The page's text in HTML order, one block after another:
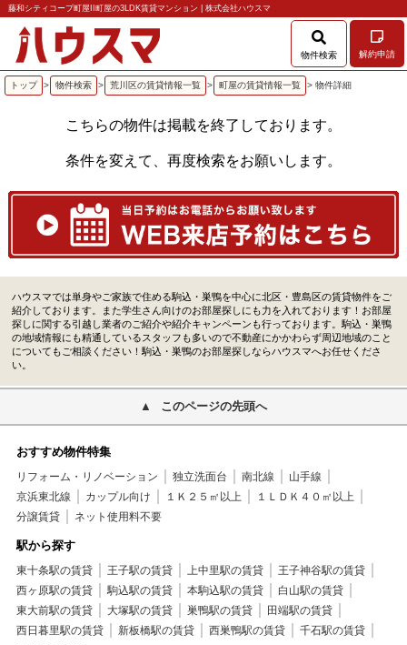
藤和シティコープ町屋II町屋の3LDK賃貸マンション | 株式会社ハウスマ
物件検索 解約申請
トップ > 物件検索 > 荒川区の賃貸情報一覧 > 町屋の賃貸情報一覧 > 物件詳細
こちらの物件は掲載を終了しております。
条件を変えて、再度検索をお願いします。
ハウスマでは単身やご家族で住める駒込・巣鴨を中心に北区・豊島区の賃貸物件をご
紹介しております。また学生さん向けのお部屋探しにも力を入れております！お部屋
探しに関する引越し業者のご紹介や紹介キャンペーンも行っております。駒込・巣鴨
の地域情報にも精通しているスタッフも多いので不動産にかかわらず周辺地域のこと
についてもご相談ください！駒込・巣鴨のお部屋探しならハウスマへお任せくださ
い。
このページの先頭へ
おすすめ物件特集
リフォーム・リノベーション 独立洗面台 南北線
山手線
京浜東北線
カップル向け １Ｋ２５㎡以上
１ＬＤＫ４０㎡以上
分譲賃貸
ネット使用料不要
駅から探す
東十条駅の賃貸 王子駅の賃貸 上中里駅の賃貸
王子神谷駅の賃貸
西ヶ原駅の賃貸
駒込駅の賃貸 本駒込駅の賃貸
白山駅の賃貸
東大前駅の賃貸
大塚駅の賃貸 巣鴨駅の賃貸
田端駅の賃貸
西日暮里駅の賃貸
新板橋駅の賃貸 西巣鴨駅の賃貸
千石駅の賃貸